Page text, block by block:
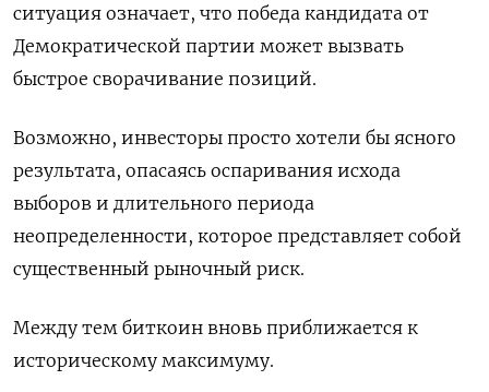
ситуация означает, что победа кандидата от
Демократической партии может вызвать
быстрое сворачивание позиций.
Возможно, инвесторы просто хотели бы ясного
результата, опасаясь оспаривания исхода
выборов и длительного периода
неопределенности, которое представляет собой
существенный рыночный риск.
Между тем биткоин вновь приближается к
историческому максимуму.